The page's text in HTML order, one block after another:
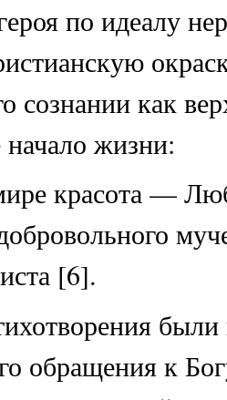
по идеалу
сознании как
начало жизни:
красота —
[6].
обращения к